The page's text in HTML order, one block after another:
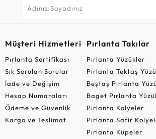
Müşteri Hizmetleri
Pırlanta Sertifikası
Sık Sorulan Sorular
İade ve Değişim
Hesap Numaraları
Ödeme ve Güvenlik
Kargo ve Teslimat
Pırlanta Takılar
Pırlanta Yüzükler
Pırlanta Tektaş
Beştaş Pırlanta
Baget Pırlanta
Pırlanta Kolyeler
Pırlanta Safir
Pırlanta Küpeler